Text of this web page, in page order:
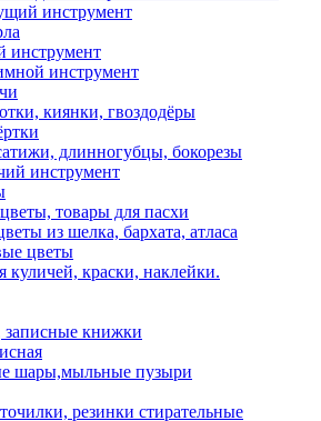
инструмент
инструмент
инструмент
киянки, гвоздодёры
длинногубцы, бокорезы
инструмент
товары для пасхи
из шелка, бархата, атласа
цветы
краски, наклейки.
записные книжки
шары,мыльные пузыри
резинки стирательные